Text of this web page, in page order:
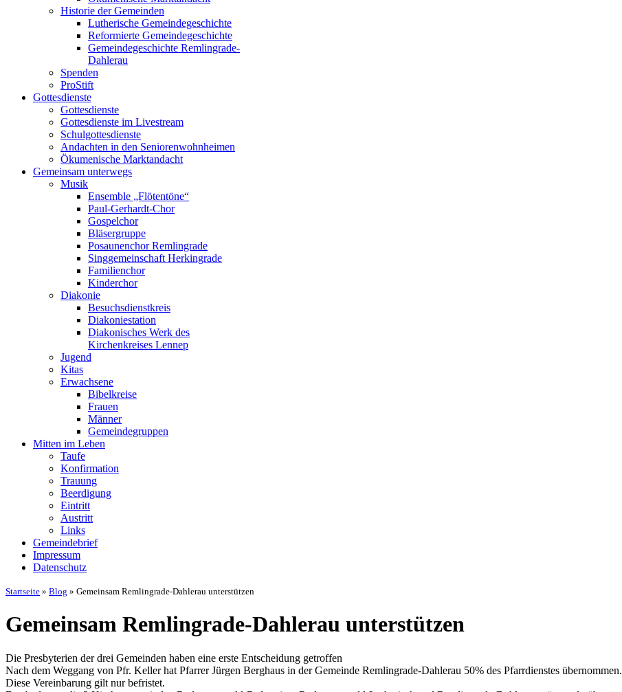
Historie der Gemeinden
Lutherische Gemeindegeschichte
Reformierte Gemeindegeschichte
Gemeindegeschichte Remlingrade-
Dahlerau
Spenden
ProStift
Gottesdienste
Gottesdienste
Gottesdienste im Livestream
Schulgottesdienste
Andachten in den Seniorenwohnheimen
Ökumenische Marktandacht
Gemeinsam unterwegs
Musik
Ensemble „Flötentöne“
Paul-Gerhardt-Chor
Gospelchor
Bläsergruppe
Posaunenchor Remlingrade
Singgemeinschaft Herkingrade
Familienchor
Kinderchor
Diakonie
Besuchsdienstkreis
Diakoniestation
Diakonisches Werk des
Kirchenkreises Lennep
Jugend
Kitas
Erwachsene
Bibelkreise
Frauen
Männer
Gemeindegruppen
Mitten im Leben
Taufe
Konfirmation
Trauung
Beerdigung
Eintritt
Austritt
Links
Gemeindebrief
Impressum
Datenschutz
Startseite » Blog » Gemeinsam Remlingrade-Dahlerau unterstützen
Gemeinsam Remlingrade-Dahlerau unterstützen
Die Presbyterien der drei Gemeinden haben eine erste Entscheidung getroffen
Nach dem Weggang von Pfr. Keller hat Pfarrer Jürgen Berghaus in der Gemeinde Remlingrade-Dahlerau 50% des Pfarrdienstes übernommen.
Diese Vereinbarung gilt nur befristet.